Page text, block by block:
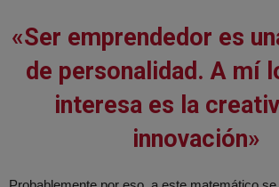
«Ser emprendedor es
de personalidad. A mí
interesa es la
innovación»